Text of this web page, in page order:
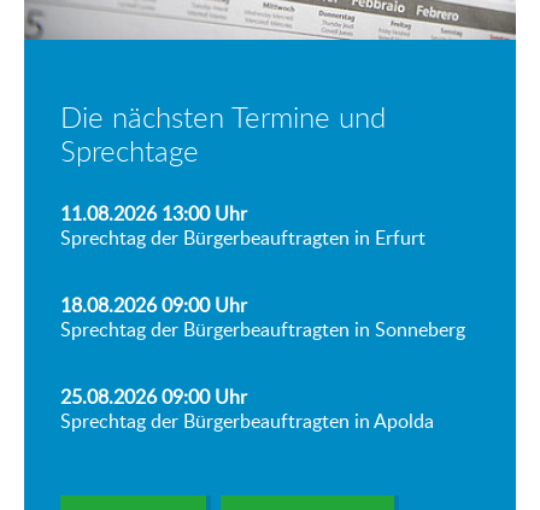
Die nächsten Termine und
Sprechtage
11.08.2026 13:00Uhr
Sprechtag der Bürgerbeauftragten in Erfurt
18.08.2026 09:00Uhr
Sprechtag der Bürgerbeauftragten in Sonneberg
25.08.2026 09:00Uhr
Sprechtag der Bürgerbeauftragten in Apolda